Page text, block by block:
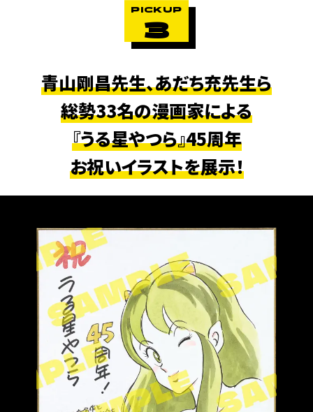
PICKUP
3
青山剛昌先生、あだち充先生ら
総勢33名の漫画家による
『うる星やつら』45周年
お祝いイラストを展示！